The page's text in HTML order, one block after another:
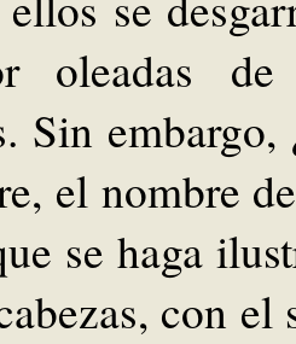
oleadas
Sin
el nombre
se haga
con